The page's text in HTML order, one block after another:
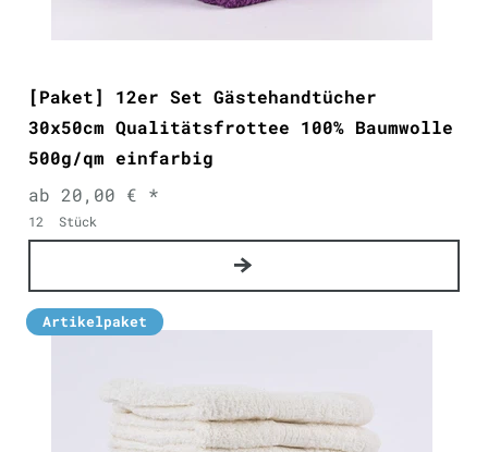
[Paket] 12er Set Gästehandtücher
30x50cm Qualitätsfrottee 100% Baumwolle
500g/qm einfarbig
ab 20,00 € *
12 Stück
Artikelpaket